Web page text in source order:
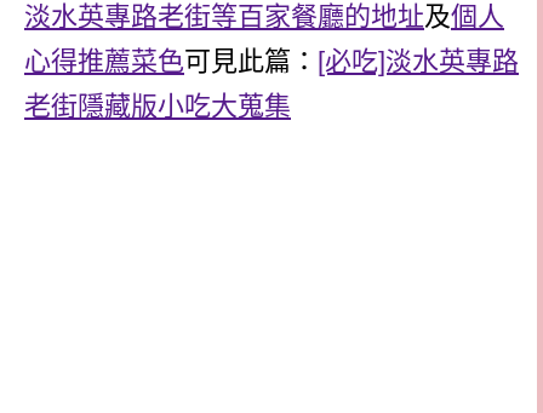
淡水英專路老街等百家餐廳的地址及個人
心得推薦菜色可見此篇： [必吃]淡水英專路
老街隱藏版小吃大蒐集